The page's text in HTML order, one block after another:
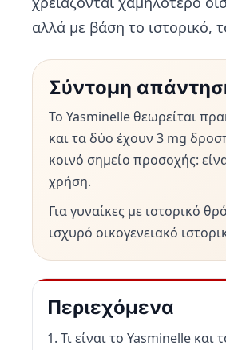
αλλά με βάση το ιστορικό,
Σύντομη
Το Yasminelle θεωρείται
και τα δύο έχουν 3 mg
κοινό σημείο προσοχής:
χρήση.
Για γυναίκες με ιστορικό
ισχυρό οικογενειακό
Περιεχόμενα
1. Τι είναι το Yasminelle και